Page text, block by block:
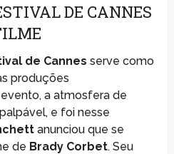
DE CANNES
de Cannes serve como
produções
a atmosfera de
e foi nesse
anunciou que se
de Brady Corbet. Seu